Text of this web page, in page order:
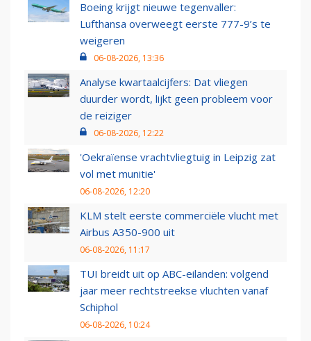
Boeing krijgt nieuwe tegenvaller:
Lufthansa overweegt eerste 777-9’s te
weigeren
06-08-2026, 13:36
Analyse kwartaalcijfers: Dat vliegen
duurder wordt, lijkt geen probleem voor
de reiziger
06-08-2026, 12:22
'Oekraïense vrachtvliegtuig in Leipzig zat
vol met munitie'
06-08-2026, 12:20
KLM stelt eerste commerciële vlucht met
Airbus A350-900 uit
06-08-2026, 11:17
TUI breidt uit op ABC-eilanden: volgend
jaar meer rechtstreekse vluchten vanaf
Schiphol
06-08-2026, 10:24